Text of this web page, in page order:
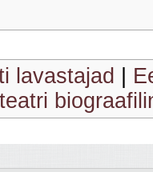
lavastajad